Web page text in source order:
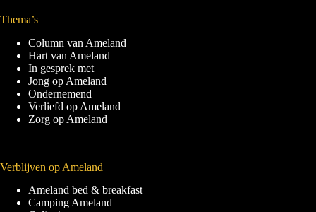
Thema’s
Column van Ameland
Hart van Ameland
In gesprek met
Jong op Ameland
Ondernemend
Verliefd op Ameland
Zorg op Ameland
Verblijven op Ameland
Ameland bed & breakfast
Camping Ameland